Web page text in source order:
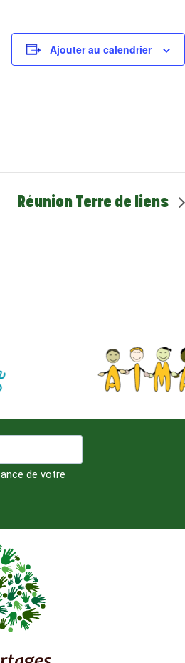
Ajouter au calendrier
Réunion Terre de liens
de votre